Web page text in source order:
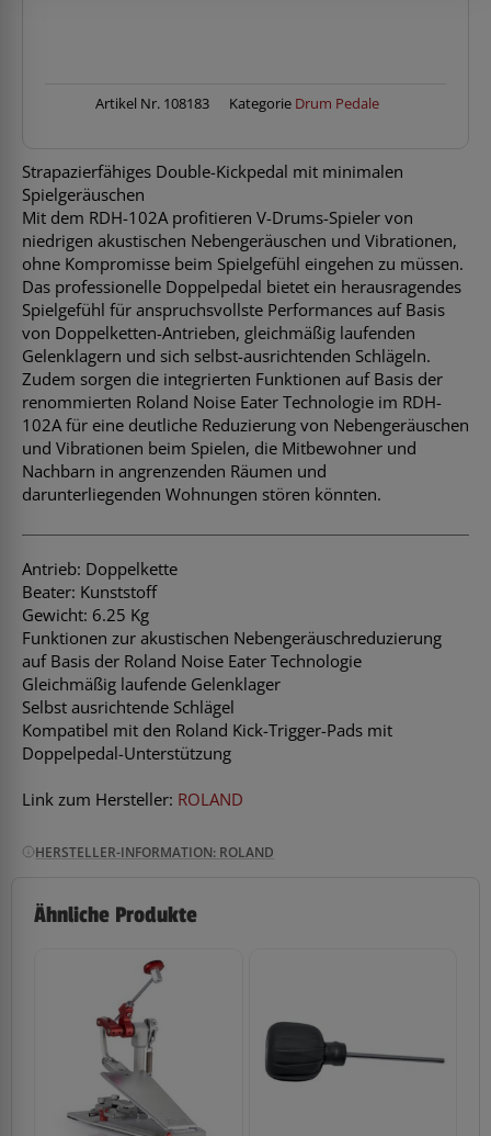
Artikel Nr. 108183 Kategorie Drum Pedale
Strapazierfähiges Double-Kickpedal mit minimalen
Spielgeräuschen
Mit dem RDH-102A profitieren V-Drums-Spieler von
niedrigen akustischen Nebengeräuschen und Vibrationen,
ohne Kompromisse beim Spielgefühl eingehen zu müssen.
Das professionelle Doppelpedal bietet ein herausragendes
Spielgefühl für anspruchsvollste Performances auf Basis
von Doppelketten-Antrieben, gleichmäßig laufenden
Gelenklagern und sich selbst-ausrichtenden Schlägeln.
Zudem sorgen die integrierten Funktionen auf Basis der
renommierten Roland Noise Eater Technologie im RDH-
102A für eine deutliche Reduzierung von Nebengeräuschen
und Vibrationen beim Spielen, die Mitbewohner und
Nachbarn in angrenzenden Räumen und
darunterliegenden Wohnungen stören könnten.
Antrieb: Doppelkette
Beater: Kunststoff
Gewicht: 6.25 Kg
Funktionen zur akustischen Nebengeräuschreduzierung
auf Basis der Roland Noise Eater Technologie
Gleichmäßig laufende Gelenklager
Selbst ausrichtende Schlägel
Kompatibel mit den Roland Kick-Trigger-Pads mit
Doppelpedal-Unterstützung
Link zum Hersteller: ROLAND
HERSTELLER-INFORMATION: ROLAND
Ähnliche Produkte